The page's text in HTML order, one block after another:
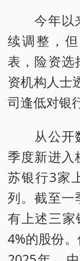
今年以来
续调整，
表，险资选
资机构人士
司逢低对银
从公开数
季度新进入
苏银行3家
列。截至一
有上述三家
4%的股份